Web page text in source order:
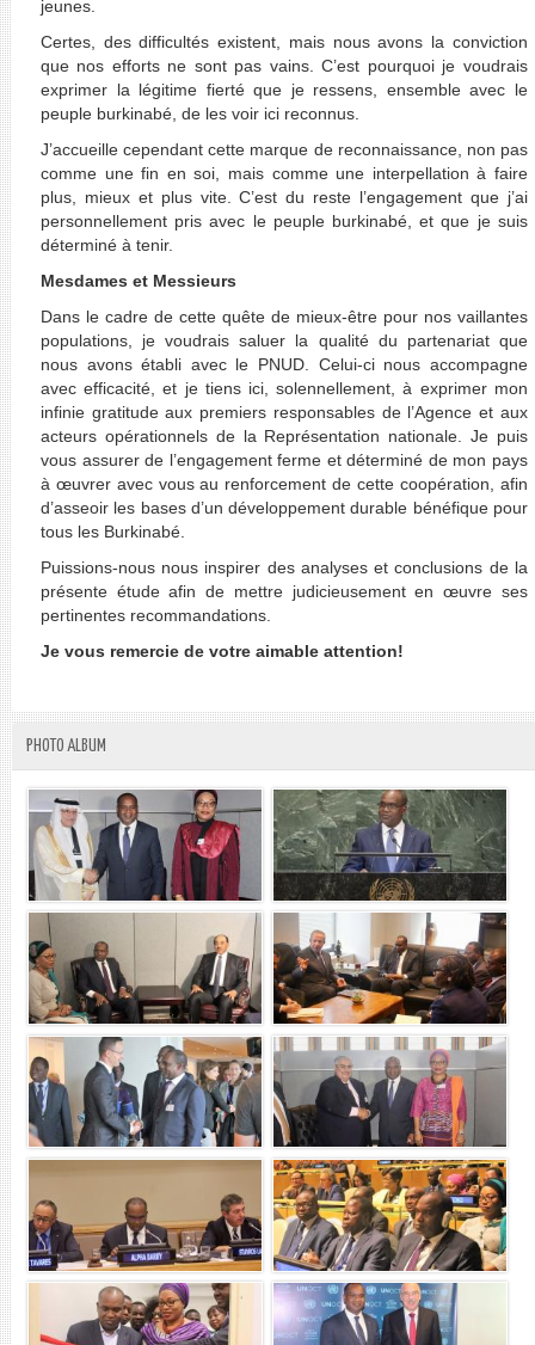
jeunes.
Certes, des difficultés existent, mais nous avons la conviction
que nos efforts ne sont pas vains. C’est pourquoi je voudrais
exprimer la légitime fierté que je ressens, ensemble avec le
peuple burkinabé, de les voir ici reconnus.
J’accueille cependant cette marque de reconnaissance, non pas
comme une fin en soi, mais comme une interpellation à faire
plus, mieux et plus vite. C’est du reste l’engagement que j’ai
personnellement pris avec le peuple burkinabé, et que je suis
déterminé à tenir.
Mesdames et Messieurs
Dans le cadre de cette quête de mieux-être pour nos vaillantes
populations, je voudrais saluer la qualité du partenariat que
nous avons établi avec le PNUD. Celui-ci nous accompagne
avec efficacité, et je tiens ici, solennellement, à exprimer mon
infinie gratitude aux premiers responsables de l’Agence et aux
acteurs opérationnels de la Représentation nationale. Je puis
vous assurer de l’engagement ferme et déterminé de mon pays
à œuvrer avec vous au renforcement de cette coopération, afin
d’asseoir les bases d’un développement durable bénéfique pour
tous les Burkinabé.
Puissions-nous nous inspirer des analyses et conclusions de la
présente étude afin de mettre judicieusement en œuvre ses
pertinentes recommandations.
Je vous remercie de votre aimable attention!
PHOTO ALBUM